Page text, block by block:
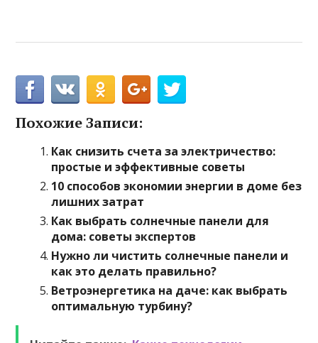
Похожие Записи:
Как снизить счета за электричество:
простые и эффективные советы
10 способов экономии энергии в доме без
лишних затрат
Как выбрать солнечные панели для
дома: советы экспертов
Нужно ли чистить солнечные панели и
как это делать правильно?
Ветроэнергетика на даче: как выбрать
оптимальную турбину?